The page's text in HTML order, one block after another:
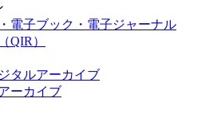
電子ブック・電子ジャーナル
QIR）
タルアーカイブ
ーカイブ